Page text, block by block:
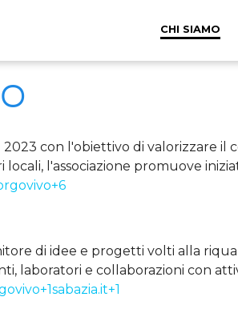
CHI SIAMO
2023 con l'obiettivo di valorizzare
l'associazione promuove
di idee e progetti volti alla
laboratori e collaborazioni con